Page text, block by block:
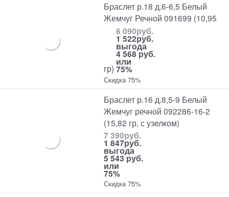
Браслет р.18 д.6-6,5 Белый
Жемчуг Речной 091699 (10,95
гр)
6 090руб.
1 522руб.
выгода
4 568 руб.
или
75%
Скидка 75%
Браслет р.16 д.8,5-9 Белый
Жемчуг речной 092286-16-2
(15,82 гр, с узелком)
7 390руб.
1 847руб.
выгода
5 543 руб.
или
75%
Скидка 75%